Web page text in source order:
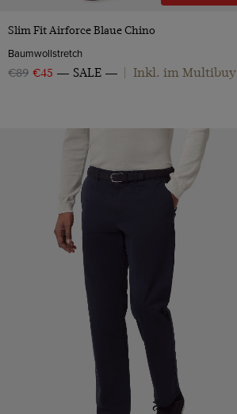
VORSCHAU
Slim Fit Airforce Blaue Chino
Baumwollstretch
€89 €45 SALE Inkl. im Multibuy